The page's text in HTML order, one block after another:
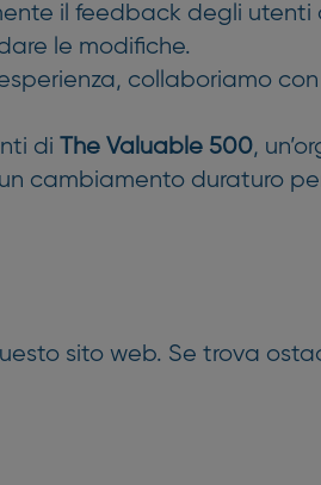
il feedback degli
le modifiche.
collaboriamo
di The Valuable 500,
cambiamento duraturo
sito web. Se trova